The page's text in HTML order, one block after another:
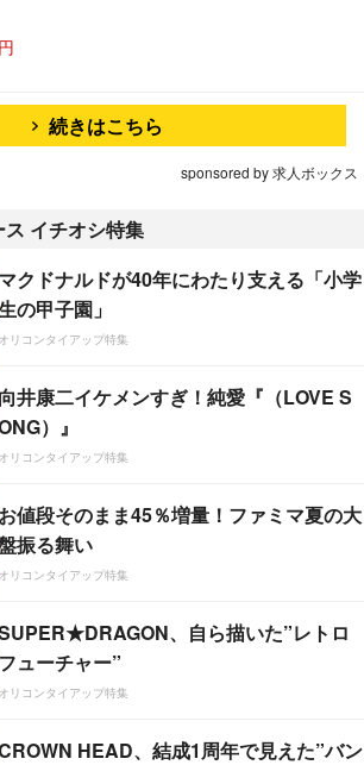
続きはこちら
sponsored by 求人ボックス
イチオシ特集
マクドナルドが40年にわたり支える「小学
の甲子園」
オリコンタイアップ特集
向井康二イケメンすぎ！純愛『（LOVE S
）』
オリコンタイアップ特集
お値段そのまま45％増量！ファミマ夏の大
振る舞い
オリコンタイアップ特集
、自ら描いた”レトロ
フューチャー”
オリコンタイアップ特集
HEAD、結成1周年で見えた”バン